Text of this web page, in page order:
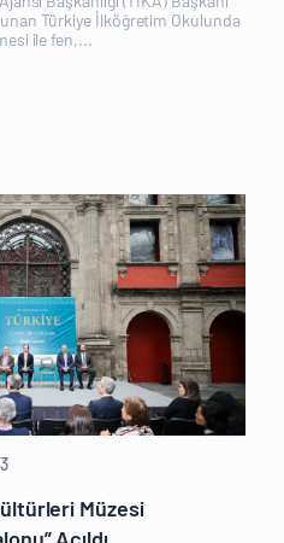
Türkiye İlköğretim Okulunda
ile fen,...
Müzesi